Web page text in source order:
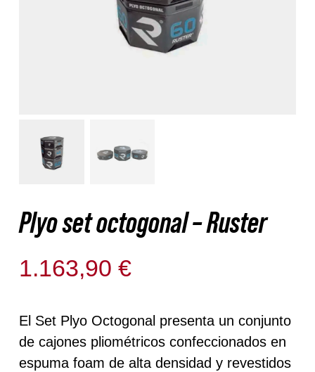
Plyo set octogonal – Ruster
1.163,90€
El Set Plyo Octogonal presenta un conjunto
de cajones pliométricos confeccionados en
espuma foam de alta densidad y revestidos